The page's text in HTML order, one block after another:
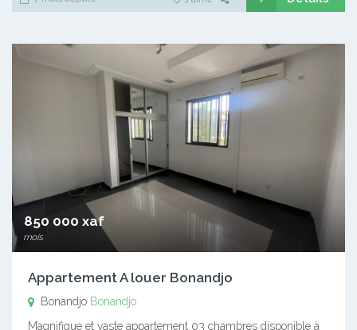
850 000 xaf
mois
Appartement A louer Bonandjo
Bonandjo Bonandjo
Magnifique et vaste appartement 03 chambres disponible à